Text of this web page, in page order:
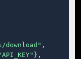
,
},